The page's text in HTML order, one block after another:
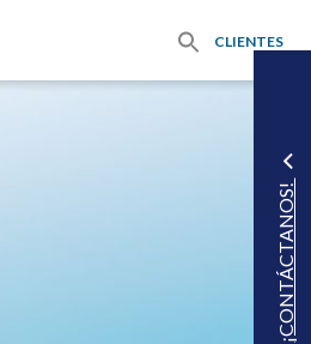
CLIENTES
¡CONTÁCTANOS!